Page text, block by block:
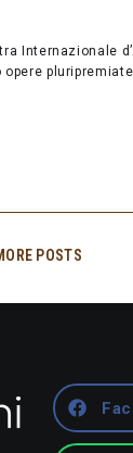
Internazionale
POSTS